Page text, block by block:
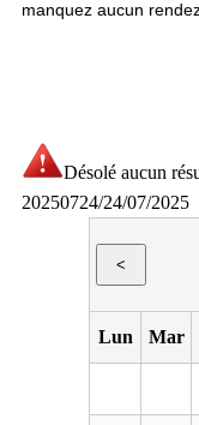
manquez aucun
Désolé aucun
20250724/24/07/2025
<
Lun Mar